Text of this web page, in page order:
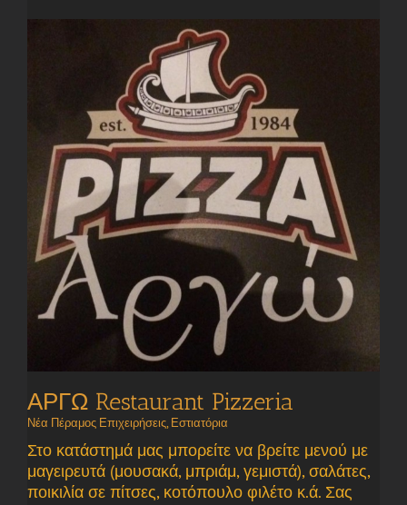
ΑΡΓΩ Restaurant Pizzeria
Νέα Πέραμος Επιχειρήσεις, Εστιατόρια
Στο κατάστημά μας μπορείτε να βρείτε μενού με
μαγειρευτά (μουσακά, μπριάμ, γεμιστά), σαλάτες,
ποικιλία σε πίτσες, κοτόπουλο φιλέτο κ.ά. Σας